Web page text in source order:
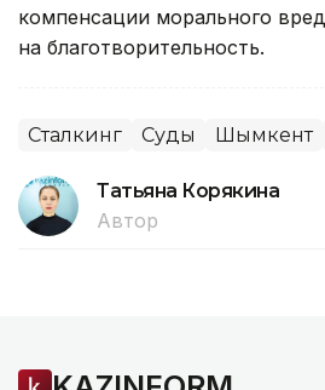
компенсации морального
на благотворительность.
Сталкинг Суды Шымкент
Татьяна Корякина
Автор